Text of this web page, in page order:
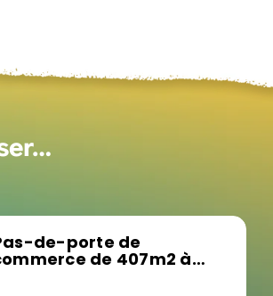
de-porte de
de 407m2 à